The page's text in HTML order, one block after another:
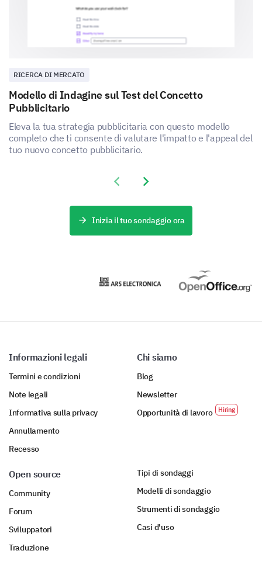
RICERCA DI MERCATO
Modello di Indagine sul Test del Concetto
Pubblicitario
Eleva la tua strategia pubblicitaria con questo modello
completo che ti consente di valutare l'impatto e l'appeal del
tuo nuovo concetto pubblicitario.
Previous slide
Next slide
Inizia il tuo sondaggio ora
Informazioni legali
Termini e condizioni
Note legali
Informativa sulla privacy
Annullamento
Recesso
Chi siamo
Blog
Newsletter
Opportunità di lavoro
Open source
Community
Forum
Sviluppatori
Traduzione
Tipi di sondaggi
Modelli di sondaggio
Strumenti di sondaggio
Casi d'uso